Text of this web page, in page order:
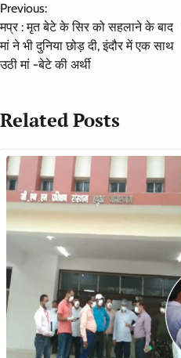
navigation
Previous:
मप्र : मृत बेटे के सिर को सहलाने के बाद
मां ने भी दुनिया छोड़ दी, इंदौर में एक साथ
उठी मां -बेटे की अर्थी
Related Posts